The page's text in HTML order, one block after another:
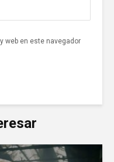
web en este navegador